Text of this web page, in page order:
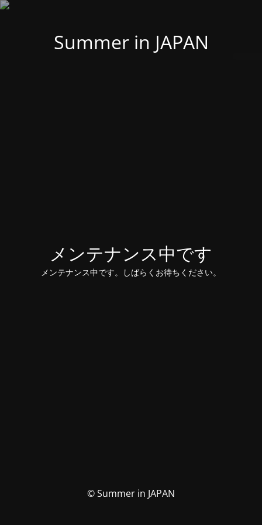
Summer in JAPAN
メンテナンス中です
メンテナンス中です。しばらくお待ちください。
© Summer in JAPAN